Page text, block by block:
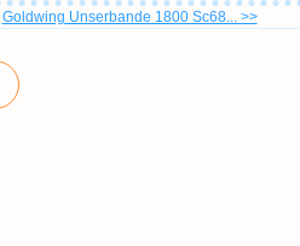
Goldwing Unserbande 1800 Sc68... >>